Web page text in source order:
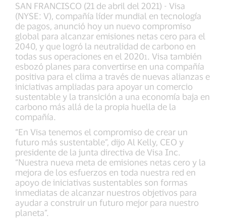
SAN FRANCISCO (21 de abril del 2021) - Visa
(NYSE: V), compañía líder mundial en tecnología
de pagos, anunció hoy un nuevo compromiso
global para alcanzar emisiones netas cero para el
2040, y que logró la neutralidad de carbono en
todas sus operaciones en el 20201. Visa también
esbozó planes para convertirse en una compañía
positiva para el clima a través de nuevas alianzas e
iniciativas ampliadas para apoyar un comercio
sustentable y la transición a una economía baja en
carbono más allá de la propia huella de la
compañía.
“En Visa tenemos el compromiso de crear un
futuro más sustentable”, dijo Al Kelly, CEO y
presidente de la junta directiva de Visa Inc.
“Nuestra nueva meta de emisiones netas cero y la
mejora de los esfuerzos en toda nuestra red en
apoyo de iniciativas sustentables son formas
inmediatas de alcanzar nuestros objetivos para
ayudar a construir un futuro mejor para nuestro
planeta”.